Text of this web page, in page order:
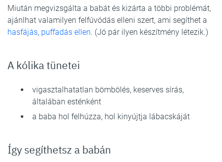
Miután megvizsgálta a babát és kizárta a többi problémát,
ajánlhat valamilyen felfúvódás elleni szert, ami segíthet a
hasfájás, puffadás ellen. (Jó pár ilyen készítmény létezik.)
A kólika tünetei
vigasztalhatatlan bömbölés, keserves sírás,
általában esténként
a baba hol felhúzza, hol kinyújtja lábacskáját
Így segíthetsz a babán